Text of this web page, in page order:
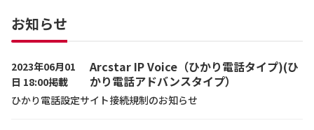
お知らせ
2023年06月01
日 18:00掲載
Arcstar IP Voice（ひかり電話タイプ)(ひ
かり電話アドバンスタイプ）
ひかり電話設定サイト接続規制のお知らせ